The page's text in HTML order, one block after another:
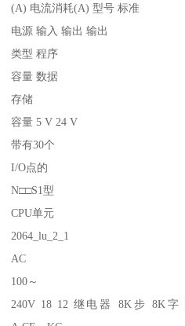
(A) 电流消耗(A) 型号 标准
电源 输入 输出 输出
类型 程序
容量 数据
存储
容量 5 V 24 V
带有30个
I/O点的
N□□S1型
CPU单元
2064_lu_2_1
AC
100～
240V 18 12 继电器 8K步 8K字